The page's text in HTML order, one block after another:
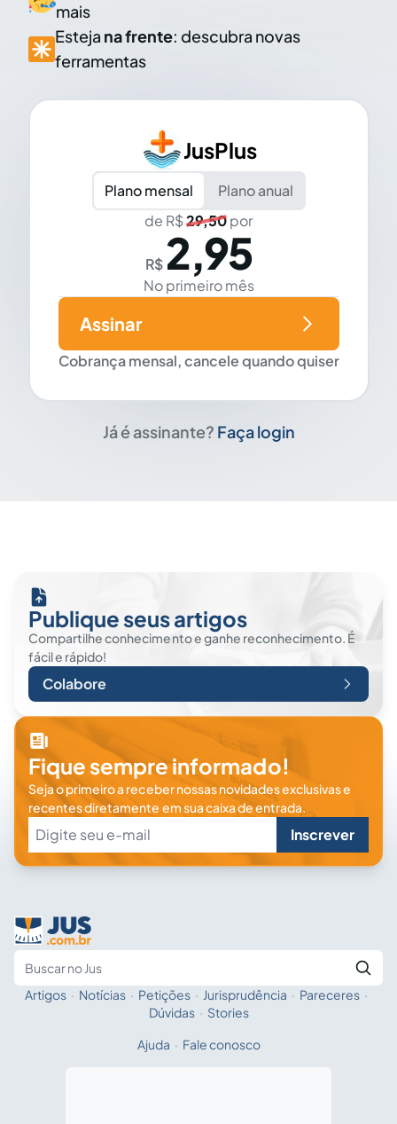
mais
Esteja na frente: descubra novas
ferramentas
JusPlus
Plano mensal
Plano anual
de R$29,50por
R$ 2,95
No primeiro mês
Cobrança mensal, cancele quando quiser
Assinar
Já é assinante? Faça login
Publique seus artigos
Compartilhe conhecimento e ganhe reconhecimento. É
fácil e rápido!
Colabore
Fique sempre informado!
Seja o primeiro a receber nossas novidades exclusivas e
recentes diretamente em sua caixa de entrada.
Inscrever
Fale com a IA
Artigos · Notícias · Petições · Jurisprudência · Pareceres ·
Dúvidas · Stories
Ajuda · Fale conosco